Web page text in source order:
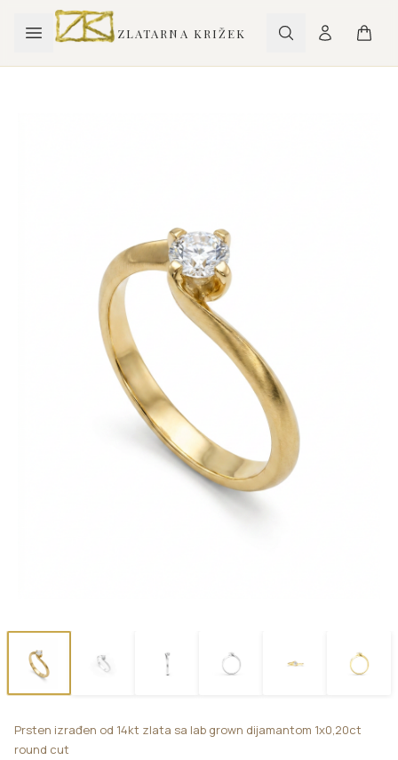
ZLATARNA KRIŽEK
Prsten izrađen od 14kt zlata sa lab grown dijamantom 1x0,20ct
round cut